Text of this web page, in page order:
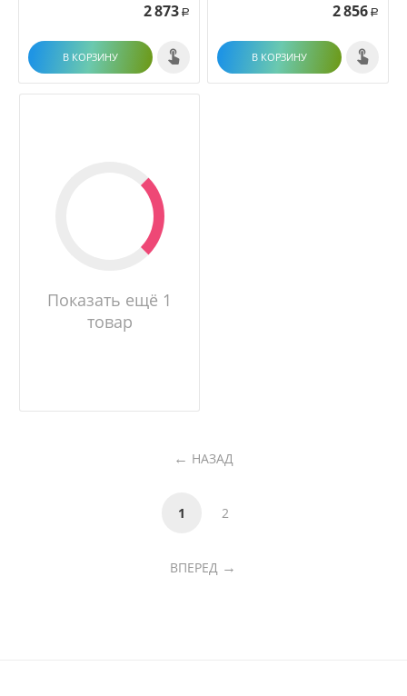
2 873 Р
В КОРЗИНУ
2 856 Р
В КОРЗИНУ
Показать ещё 1
товар
НАЗАД
1 2
ВПЕРЕД